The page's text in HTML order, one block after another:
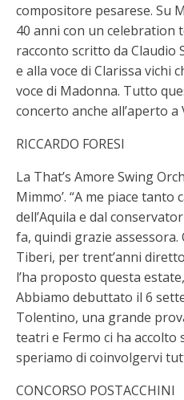
compositore pesarese. Su
40 anni con un celebration
racconto scritto da Claudio
e alla voce di Clarissa vichi
voce di Madonna. Tutto
concerto anche all’aperto a
RICCARDO FORESI
La That’s Amore Swing
Mimmo’. “A me piace
dell’Aquila e dal
fa, quindi grazie assessora.
Tiberi, per trent’anni
l’ha proposto questa
Abbiamo debuttato il 6
Tolentino, una grande
teatri e Fermo ci ha accolto
speriamo di coinvolgervi
CONCORSO POSTACCHINI